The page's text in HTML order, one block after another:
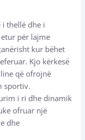
i thellë dhe i
për lajme
kur bëhet
Kjo kërkesë
që ofrojnë
sportiv.
i ri dhe dinamik
ofruar një
dhe